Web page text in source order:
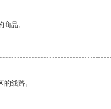
品。
线路。